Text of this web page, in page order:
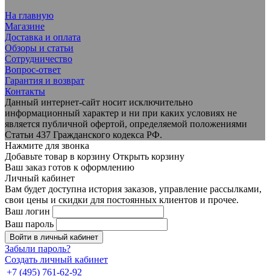
На главную
Магазине
Доставка и оплата
Обзоры и статьи
Сотрудничество
Вопрос-ответ
Гарантия и возврат
Контакты
Данный интернет-сайт носит исключительно
информационный характер и ни при каких условиях не
является публичной офертой, определяемой положениями
Статьи 437 Гражданского кодекса РФ.
Нажмите для звонка
Добавьте товар в корзину Открыть корзину
Ваш заказ готов к оформлению
Личный кабинет
Вам будет доступна история заказов, управление рассылками,
свои цены и скидки для постоянных клиентов и прочее.
Ваш логин
Ваш пароль
Войти в личный кабинет
Забыли пароль?
Создать личный кабинет
+7 (495) 761-62-92